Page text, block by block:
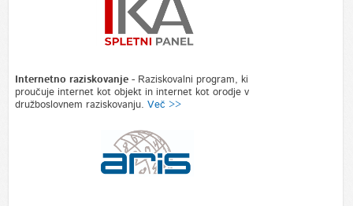
Internetno raziskovanje -Raziskovalni program, ki
proučuje internet kot objekt in internet kot orodje v
družboslovnem raziskovanju. Več >>